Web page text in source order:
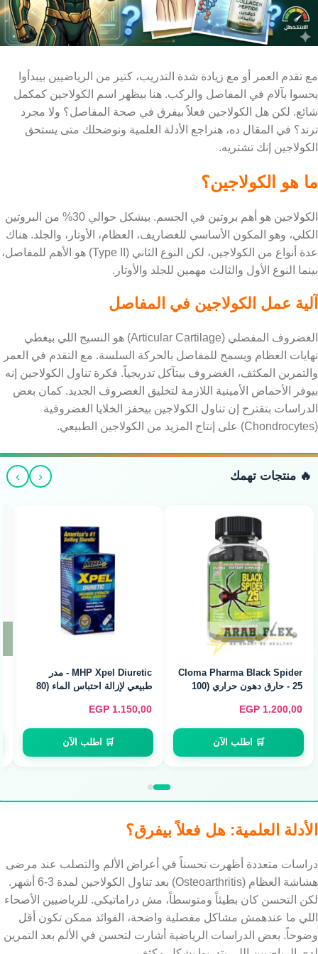
مع تقدم العمر أو مع زيادة شدة التدريب، كتير من الرياضيين بيبدأوا
يحسوا بآلام في المفاصل والركب. هنا بيظهر اسم الكولاجين كمكمل
شائع. لكن هل الكولاجين فعلاً بيفرق في صحة المفاصل؟ ولا مجرد
ترند؟ في المقال ده، هنراجع الأدلة العلمية ونوضحلك متى يستحق
الكولاجين إنك تشتريه.
ما هو الكولاجين؟
الكولاجين هو أهم بروتين في الجسم. بيشكل حوالي 30% من البروتين
الكلي، وهو المكون الأساسي للغضاريف، العظام، الأوتار، والجلد. هناك
عدة أنواع من الكولاجين، لكن النوع الثاني (Type II) هو الأهم للمفاصل،
بينما النوع الأول والثالث مهمين للجلد والأوتار.
آلية عمل الكولاجين في المفاصل
الغضروف المفصلي (Articular Cartilage) هو النسيج اللي بيغطي
نهايات العظام ويسمح للمفاصل بالحركة السلسة. مع التقدم في العمر
والتمرين المكثف، الغضروف بيتآكل تدريجياً. فكرة تناول الكولاجين إنه
بيوفر الأحماض الأمينية اللازمة لتخليق الغضروف الجديد. كمان بعض
الدراسات بتقترح إن تناول الكولاجين بيحفز الخلايا الغضروفية
(Chondrocytes) على إنتاج المزيد من الكولاجين الطبيعي.
🔥 منتجات تهمك ‹
›
Tractor Citrulline Malate 3000
- سيترولين ماليت لضخ الدم
400,00
EGP
🛒 اطلب الآن
كرياتين HCL سريع الامتصاص
900,00
EGP
🛒 اطلب الآن
الأدلة العلمية: هل فعلاً بيفرق؟
دراسات متعددة أظهرت تحسناً في أعراض الألم والتصلب عند مرضى
هشاشة العظام (Osteoarthritis) بعد تناول الكولاجين لمدة 3-6 أشهر.
لكن التحسن كان بطيئاً ومتوسطاً، مش دراماتيكي. للرياضيين الأصحاء
اللي ما عندهمش مشاكل مفصلية واضحة، الفوائد ممكن تكون أقل
وضوحاً. بعض الدراسات الرياضية أشارت لتحسن في الألم بعد التمرين